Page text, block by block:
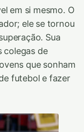
em si mesmo. O
ele se tornou
Sua
colegas de
que sonham
futebol e fazer